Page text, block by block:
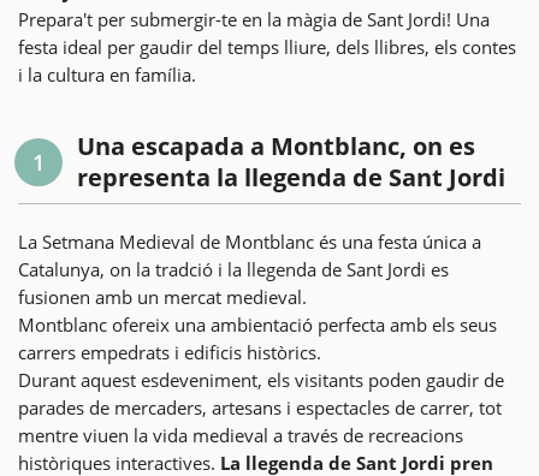
Prepara't per submergir-te en la màgia de Sant Jordi! Una
festa ideal per gaudir del temps lliure, dels llibres, els contes
i la cultura en família.
1
Una escapada a Montblanc, on es
representa la llegenda de Sant Jordi
La Setmana Medieval de Montblanc és una festa única a
Catalunya, on la tradció i la llegenda de Sant Jordi es
fusionen amb un mercat medieval.
Montblanc ofereix una ambientació perfecta amb els seus
carrers empedrats i edificis històrics.
Durant aquest esdeveniment, els visitants poden gaudir de
parades de mercaders, artesans i espectacles de carrer, tot
mentre viuen la vida medieval a través de recreacions
històriques interactives. La llegenda de Sant Jordi pren